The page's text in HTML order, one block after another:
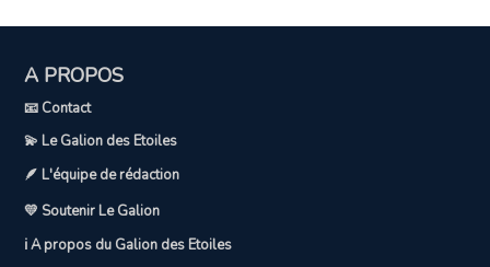
A PROPOS
📧 Contact
💫 Le Galion des Etoiles
🪶 L'équipe de rédaction
💛 Soutenir Le Galion
ℹ️ A propos du Galion des Etoiles